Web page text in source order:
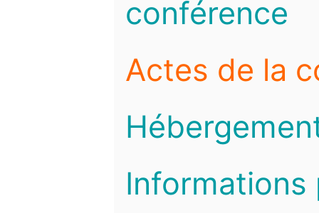
conférence
Actes de la
Informations